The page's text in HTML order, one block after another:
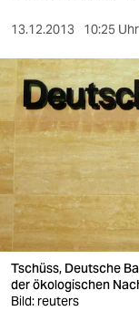
sport
berlin
nord
wahrheit
verlag
verlag
13.12.2013 10:25 Uhr
Tschüss, Deutsche
der ökologischen
Bild: reuters